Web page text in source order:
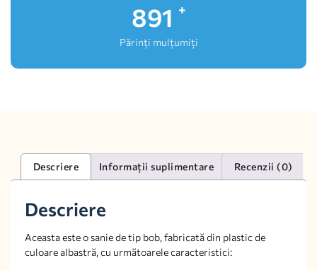
997 +
Părinți mulțumiți
Descriere Informații suplimentare Recenzii (0)
Descriere
Aceasta este o sanie de tip bob, fabricată din plastic de
culoare albastră, cu următoarele caracteristici: